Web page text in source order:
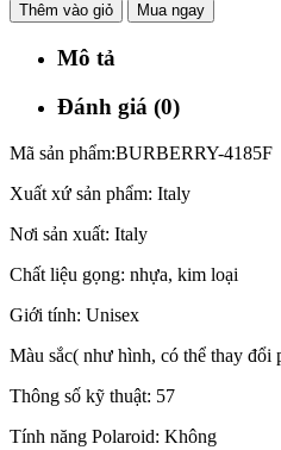
Thêm vào giỏ
Mua ngay
Mô tả
Đánh giá (0)
Mã sản phẩm:BURBERRY-4185F
Xuất xứ sản phẩm: Italy
Nơi sản xuất: Italy
Chất liệu gọng: nhựa, kim loại
Giới tính: Unisex
Màu sắc( như hình, có thể thay đổi
Thông số kỹ thuật: 57
Tính năng Polaroid: Không